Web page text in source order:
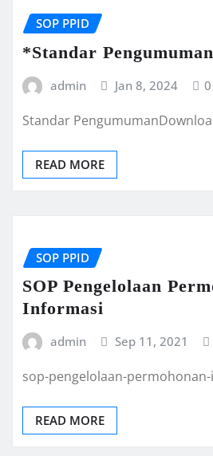
SOP PPID
*Standar Pengumuman
admin Jan 8, 2024 0
Standar
READ MORE
SOP PPID
SOP Pengelolaan
Informasi
admin Sep 11, 2021
sop-pengelolaan-
READ MORE